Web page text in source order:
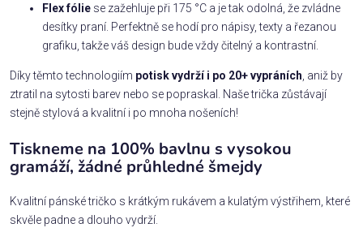
Flex fólie se zažehluje při 175 °C a je tak odolná, že zvládne
desítky praní. Perfektně se hodí pro nápisy, texty a řezanou
grafiku, takže váš design bude vždy čitelný a kontrastní.
Díky těmto technologiím potisk vydrží i po 20+ vypráních , aniž by
ztratil na sytosti barev nebo se popraskal. Naše trička zůstávají
stejně stylová a kvalitní i po mnoha nošeních!
Tiskneme na 100% bavlnu s vysokou
gramáží, žádné průhledné šmejdy
Kvalitní pánské tričko s krátkým rukávem a kulatým výstřihem, které
skvěle padne a dlouho vydrží.